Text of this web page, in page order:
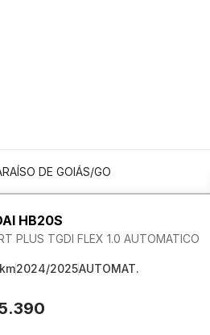
DE GOIÁS/GO
HB20S
PLUS TGDI FLEX 1.0 AUTOMATICO
2024/2025AUTOMAT.